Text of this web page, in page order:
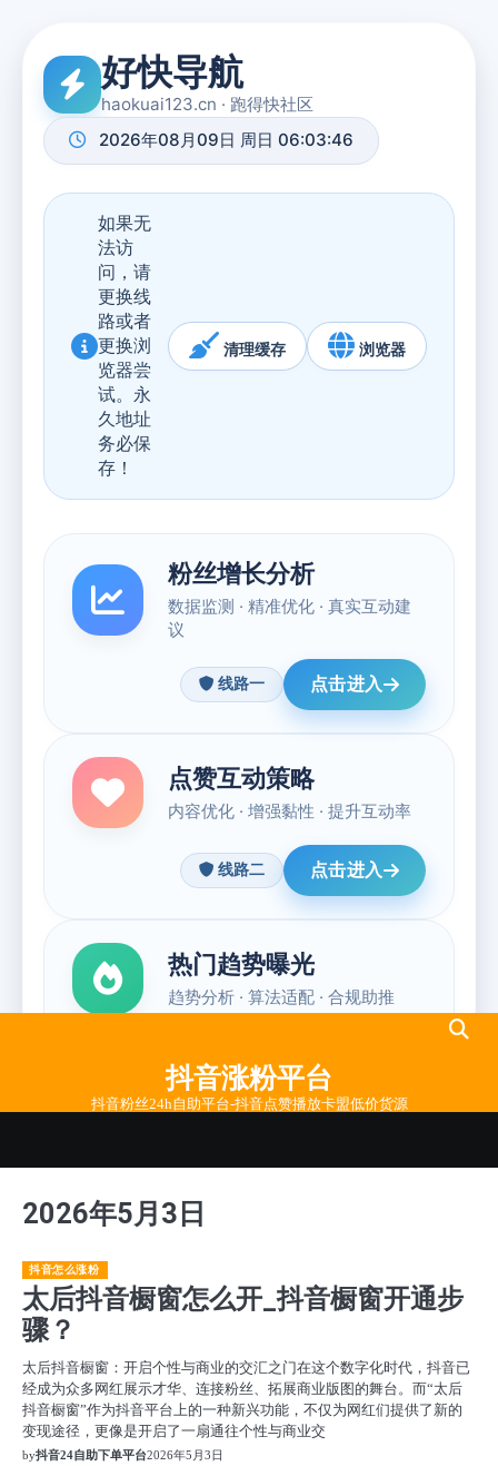
抖音涨粉平台
抖音粉丝24h自助平台-抖音点赞播放卡盟低价货源
2026年5月3日
抖音怎么涨粉
太后抖音橱窗怎么开_抖音橱窗开通步
骤？
太后抖音橱窗：开启个性与商业的交汇之门在这个数字化时代，抖音已
经成为众多网红展示才华、连接粉丝、拓展商业版图的舞台。而“太后
抖音橱窗”作为抖音平台上的一种新兴功能，不仅为网红们提供了新的
变现途径，更像是开启了一扇通往个性与商业交
by抖音24自助下单平台2026年5月3日